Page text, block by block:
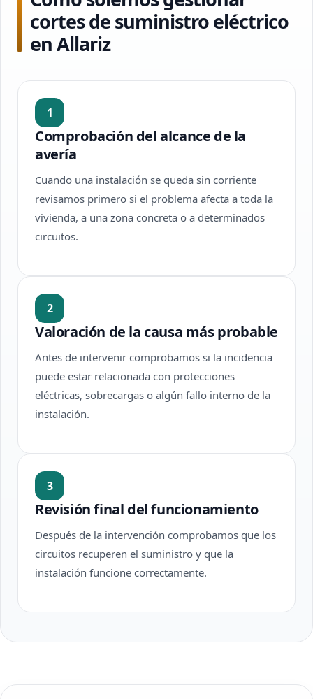
cortes de suministro eléctrico
en Allariz
1
Comprobación del alcance de la
avería
Cuando una instalación se queda sin corriente
revisamos primero si el problema afecta a toda la
vivienda, a una zona concreta o a determinados
circuitos.
2
Valoración de la causa más probable
Antes de intervenir comprobamos si la incidencia
puede estar relacionada con protecciones
eléctricas, sobrecargas o algún fallo interno de la
instalación.
3
Revisión final del funcionamiento
Después de la intervención comprobamos que los
circuitos recuperen el suministro y que la
instalación funcione correctamente.